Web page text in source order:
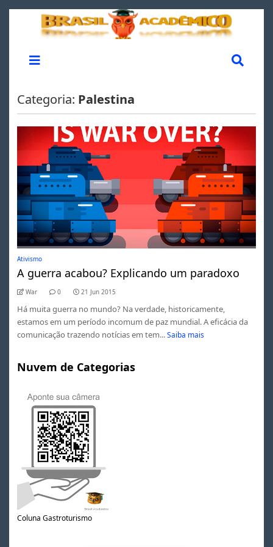
Categoria: Palestina
Ativismo
A guerra acabou? Explicando um paradoxo
War 0 21 Jun 2015
Há muita guerra no mundo? Na verdade, historicamente,
estamos em um período incomum de paz mundial. A eficácia da
comunicação trazendo notícias em tem... Saiba mais
Nuvem de Categorias
Coluna Gastroturismo